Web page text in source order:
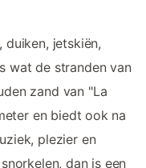
duiken, jetskiën,
wat de stranden van
zand van "La
en biedt ook na
plezier en
dan is een